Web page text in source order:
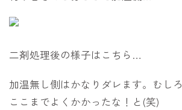
二剤処理後の様子はこちら…
加温無し側はかなりダレます。むし
ここまでよくかかったな！と(笑)